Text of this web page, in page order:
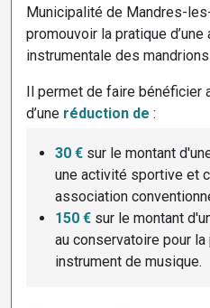
Municipalité de Mandres-
promouvoir la pratique
instrumentale des
Il permet de faire bénéficier
d’une réduction de :
30 € sur le montant
une activité sportive et
association
150 € sur le montant
au conservatoire pour la
instrument de musique.